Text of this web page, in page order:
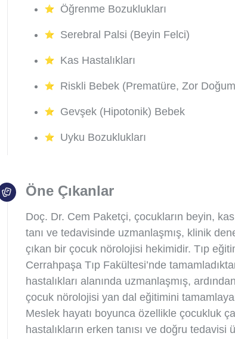
Öğrenme Bozuklukları
Serebral Palsi (Beyin Felci)
Kas Hastalıkları
Riskli Bebek (Prematüre, Zor
Gevşek (Hipotonik) Bebek
Uyku Bozuklukları
Öne Çıkanlar
Doç. Dr. Cem Paketçi, çocukların beyin,
tanı ve tedavisinde uzmanlaşmış, klinik
çıkan bir çocuk nörolojisi hekimidir. Tıp
Cerrahpaşa Tıp Fakültesi’nde
hastalıkları alanında uzmanlaşmış,
çocuk nörolojisi yan dal eğitimini
Meslek hayatı boyunca özellikle çocukluk
hastalıkların erken tanısı ve doğru tedavisi